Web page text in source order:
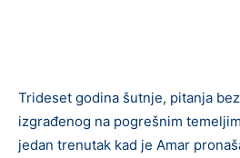
Trideset godina šutnje, pitanja
izgrađenog na pogrešnim
jedan trenutak kad je Amar